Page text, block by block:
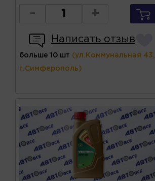
- +
Написать отзыв
больше 10 шт (ул.Коммунальная 43,
г.Симферополь)